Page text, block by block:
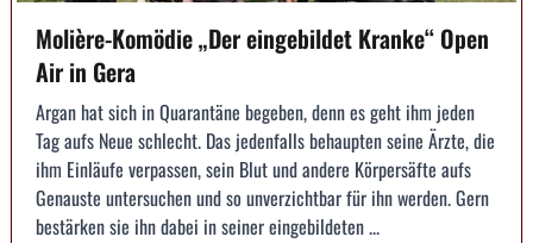
Molière-Komödie „Der eingebildet Kranke“ Open
Air in Gera
Argan hat sich in Quarantäne begeben, denn es geht ihm jeden
Tag aufs Neue schlecht. Das jedenfalls behaupten seine Ärzte, die
ihm Einläufe verpassen, sein Blut und andere Körpersäfte aufs
Genauste untersuchen und so unverzichtbar für ihn werden. Gern
bestärken sie ihn dabei in seiner eingebildeten ...